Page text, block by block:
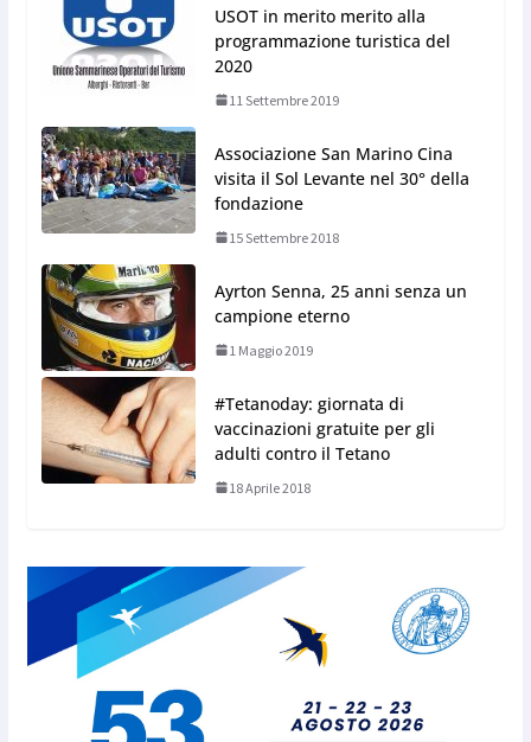
USOT in merito merito alla
programmazione turistica del
2020
11 Settembre 2019
Associazione San Marino Cina
visita il Sol Levante nel 30° della
fondazione
15 Settembre 2018
Ayrton Senna, 25 anni senza un
campione eterno
1 Maggio 2019
#Tetanoday: giornata di
vaccinazioni gratuite per gli
adulti contro il Tetano
18 Aprile 2018